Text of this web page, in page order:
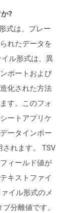
?
式は、プレー
れたデータを
ル形式は、異
ポートおよび
化された方法
す。このフォ
ートアプリケ
ータインポー
されます。 TSV
ィールド値が
キストファイ
イル形式のメ
分離値です。